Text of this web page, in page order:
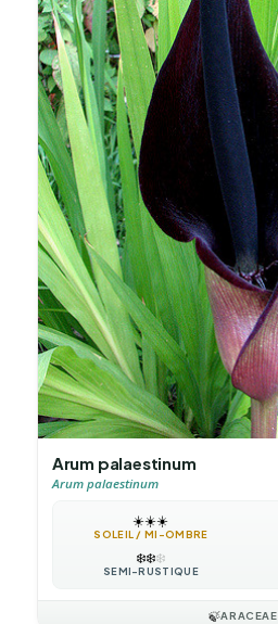
Arum palaestinum
Arum palaestinum
☀️☀️☀️
SOLEIL / MI-OMBRE
❄️❄️❄️
SEMI-RUSTIQUE
🍃ARACEAE